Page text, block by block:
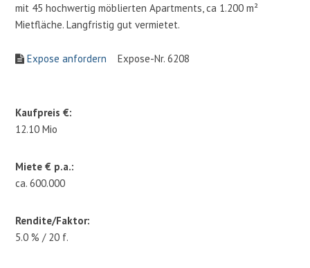
mit 45 hochwertig möblierten Apartments, ca 1.200 m²
Mietfläche. Langfristig gut vermietet.
Expose anfordern Expose-Nr. 6208
Kaufpreis €:
12.10 Mio
Miete € p.a.:
ca. 600.000
Rendite/Faktor:
5.0 % / 20 f.